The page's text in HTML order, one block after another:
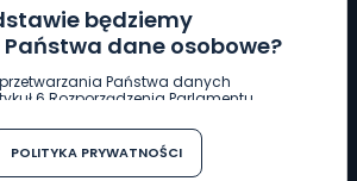
będziemy
dane osobowe?
Państwa danych
6 Rozporządzenia Parlamentu
osób fizycznych w związku z
osobowych w sprawie
takich danych oraz uchylenia
POLITYKA PRYWATNOŚCI